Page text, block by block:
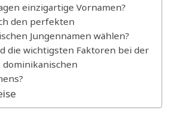
einzigartige Vornamen?
den perfekten
Jungennamen wählen?
die wichtigsten Faktoren bei der
dominikanischen